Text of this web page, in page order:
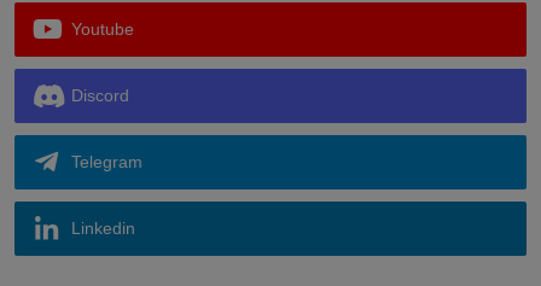
Youtube
Discord
Telegram
Linkedin